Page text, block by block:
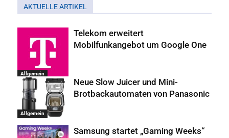
AKTUELLE ARTIKEL
Allgemein
Telekom erweitert
Mobilfunkangebot um Google One
Allgemein
Neue Slow Juicer und Mini-
Brotbackautomaten von Panasonic
Samsung startet „Gaming Weeks“